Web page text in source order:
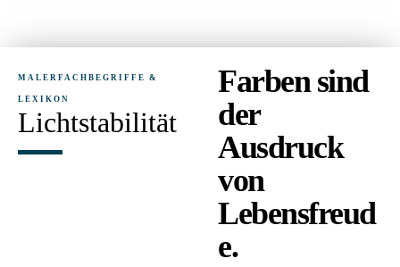
MALERFACHBEGRIFFE &
LEXIKON
Lichtstabilität
Farben sind
der
Ausdruck
von
Lebensfreud
e.